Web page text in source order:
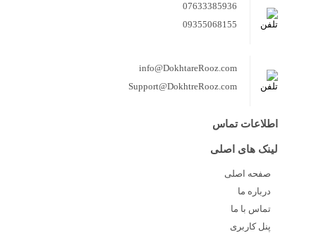
07633385936
09355068155
info@DokhtareRooz.com
Support@DokhtreRooz.com
اطلاعات تماس
لینک های اصلی
صفحه اصلی
درباره ما
تماس با ما
پنل کاربری